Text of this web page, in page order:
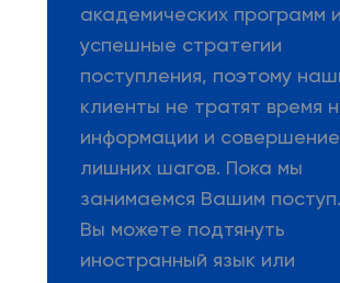
академических программ и
успешные стратегии
поступления, поэтому
клиенты не тратят время
информации и совершение
лишних шагов. Пока мы
занимаемся Вашим
Вы можете подтянуть
иностранный язык или